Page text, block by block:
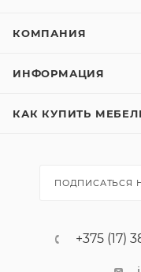
КОМПАНИЯ
ИНФОРМАЦИЯ
КАК КУПИТЬ
ПОДПИСАТЬСЯ
+375 (17)